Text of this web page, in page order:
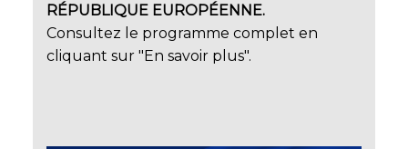
RÉPUBLIQUE EUROPÉENNE.
Consultez le programme complet en
cliquant sur "En savoir plus".